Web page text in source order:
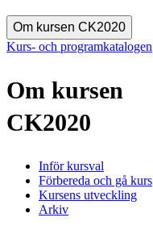
Om kursen CK2020
Kurs- och programkatalogen
Om kursen
CK2020
Inför kursval
Förbereda och gå kurs
Kursens utveckling
Arkiv